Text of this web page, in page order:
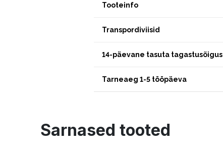
Tooteinfo
Transpordiviisid
14-päevane tasuta tagastusõigus
Tarneaeg 1-5 tööpäeva
Sarnased tooted